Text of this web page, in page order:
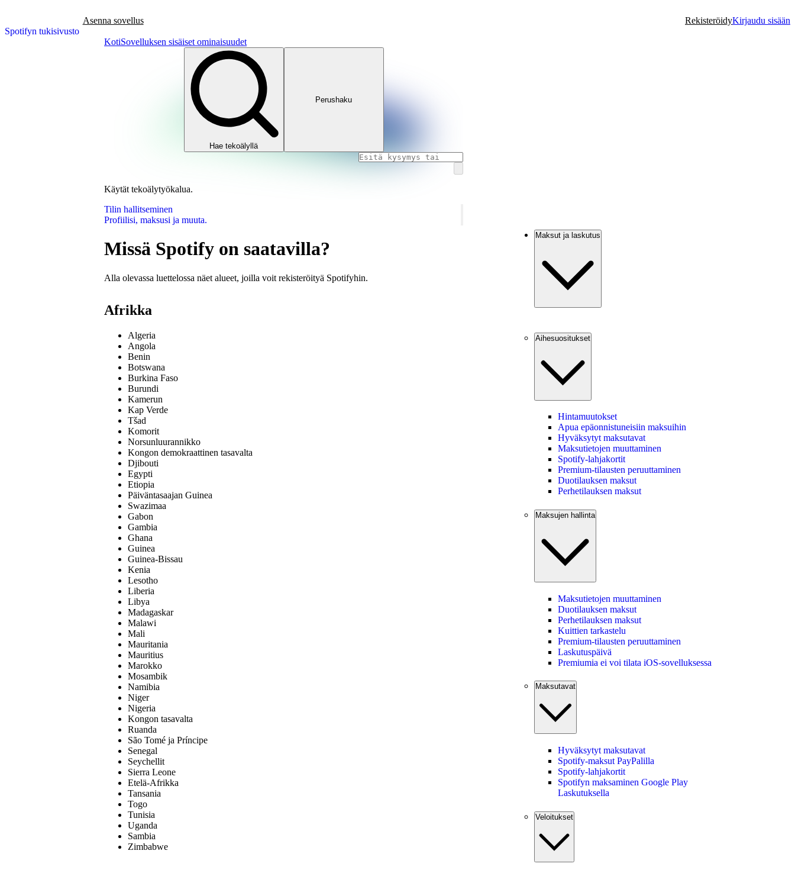
Spotifyn tukisivusto
Asenna sovellus RekisteröidyKirjaudu sisään
KotiSovelluksen sisäiset ominaisuudet
Hae tekoälyllä
Perushaku
Käytät tekoälytyökalua.
Tilin hallitseminen
Profiilisi, maksusi ja muuta.
Missä Spotify on saatavilla?
Alla olevassa luettelossa näet alueet, joilla voit rekisteröityä Spotifyhin.
Afrikka
Algeria
Angola
Benin
Botswana
Burkina Faso
Burundi
Kamerun
Kap Verde
Tšad
Komorit
Norsunluurannikko
Kongon demokraattinen tasavalta
Djibouti
Egypti
Etiopia
Päiväntasaajan Guinea
Swazimaa
Gabon
Gambia
Ghana
Guinea
Guinea-Bissau
Kenia
Lesotho
Liberia
Libya
Madagaskar
Malawi
Mali
Mauritania
Mauritius
Marokko
Mosambik
Namibia
Niger
Nigeria
Kongon tasavalta
Ruanda
São Tomé ja Príncipe
Senegal
Seychellit
Sierra Leone
Etelä-Afrikka
Tansania
Togo
Tunisia
Uganda
Sambia
Zimbabwe
Maksut ja laskutus
Aihesuositukset
Hintamuutokset
Apua epäonnistuneisiin maksuihin
Hyväksytyt maksutavat
Maksutietojen muuttaminen
Spotify-lahjakortit
Premium-tilausten peruuttaminen
Duotilauksen maksut
Perhetilauksen maksut
Maksujen hallinta
Maksutietojen muuttaminen
Duotilauksen maksut
Perhetilauksen maksut
Kuittien tarkastelu
Premium-tilausten peruuttaminen
Laskutuspäivä
Premiumia ei voi tilata iOS-sovelluksessa
Maksutavat
Hyväksytyt maksutavat
Spotify-maksut PayPalilla
Spotify-lahjakortit
Spotifyn maksaminen Google Play
Laskutuksella
Veloitukset